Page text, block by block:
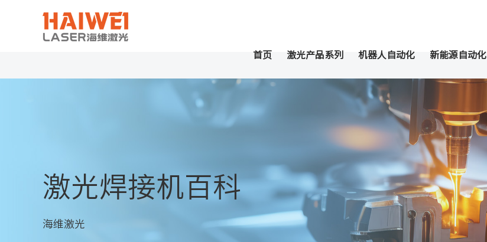
首页 激光产品系列 机器人自动化 新能源自动化
激光焊接机百科
海维激光